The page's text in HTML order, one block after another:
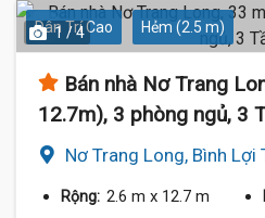
Dân Trí Cao Hẻm (2.5 m)
1 / 4
Bán nhà Nơ Trang
12.7m), 3 phòng ngủ, 3
Nơ Trang Long, Bình Lợi
Rộng: 2.6 m x 12.7 m